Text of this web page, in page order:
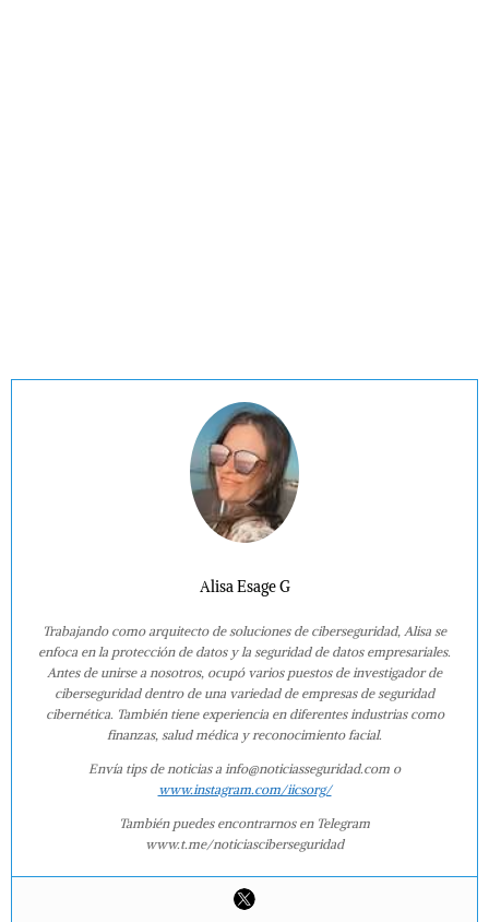
Alisa Esage G
Trabajando como arquitecto de soluciones de ciberseguridad, Alisa se
enfoca en la protección de datos y la seguridad de datos empresariales.
Antes de unirse a nosotros, ocupó varios puestos de investigador de
ciberseguridad dentro de una variedad de empresas de seguridad
cibernética. También tiene experiencia en diferentes industrias como
finanzas, salud médica y reconocimiento facial.
Envía tips de noticias a info@noticiasseguridad.com o
www.instagram.com/iicsorg/
También puedes encontrarnos en Telegram
www.t.me/noticiasciberseguridad